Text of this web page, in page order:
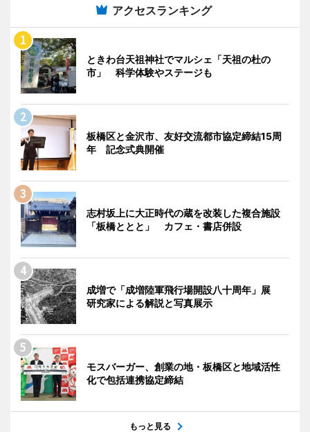
アクセスランキング
ときわ台天祖神社でマルシェ「天祖の杜の
市」 科学体験やステージも
板橋区と金沢市、友好交流都市協定締結15周
年 記念式典開催
志村坂上に大正時代の蔵を改装した複合施設
「板橋ととと」 カフェ・書店併設
成増で「成増陸軍飛行場開設八十周年」展
研究家による解説と写真展示
モスバーガー、創業の地・板橋区と地域活性
化で包括連携協定締結
もっと見る